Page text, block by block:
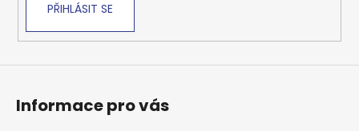
ý
p
PŘIHLÁSIT SE
Informace pro vás